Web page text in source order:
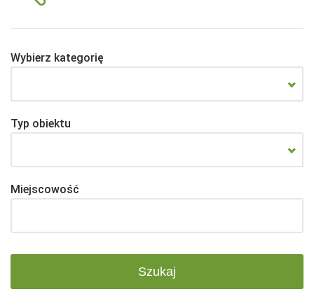
Wybierz kategorię
Typ obiektu
Miejscowość